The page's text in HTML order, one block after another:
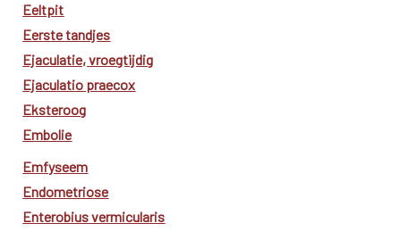
Eeltpit
Eerste tandjes
Ejaculatie, vroegtijdig
Ejaculatio praecox
Eksteroog
Embolie
Emfyseem
Endometriose
Enterobius vermicularis